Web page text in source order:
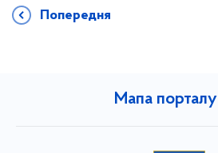
Попередня
Мапа порталу